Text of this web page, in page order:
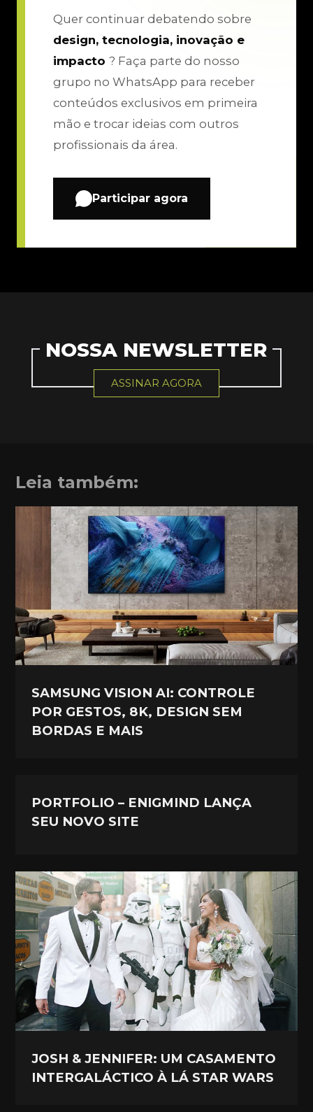
Quer continuar debatendo sobre
design, tecnologia, inovação e
impacto ? Faça parte do nosso
grupo no WhatsApp para receber
conteúdos exclusivos em primeira
mão e trocar ideias com outros
profissionais da área.
Participar agora
NOSSA NEWSLETTER
ASSINAR AGORA
Leia também:
SAMSUNG VISION AI: CONTROLE
POR GESTOS, 8K, DESIGN SEM
BORDAS E MAIS
PORTFOLIO – ENIGMIND LANÇA
SEU NOVO SITE
JOSH & JENNIFER: UM CASAMENTO
INTERGALÁCTICO À LÁ STAR WARS